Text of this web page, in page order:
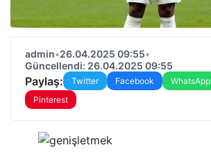
admin•26.04.2025 09:55•
Güncellendi: 26.04.2025 09:55
Paylaş: Twitter Facebook WhatsApp
Pinterest